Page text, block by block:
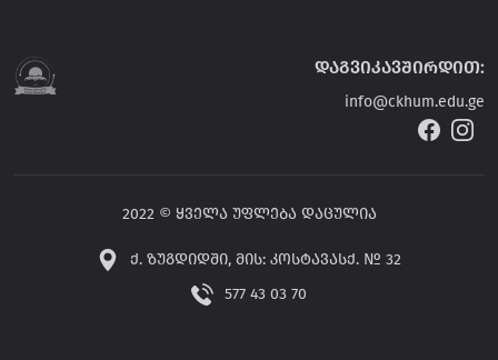
დაგვიკავშირდით:
info@ckhum.edu.ge
2022 © ყველა უფლება დაცულია
ქ. ზუგდიდში, მის: კოსტავასქ. № 32
577 43 03 70